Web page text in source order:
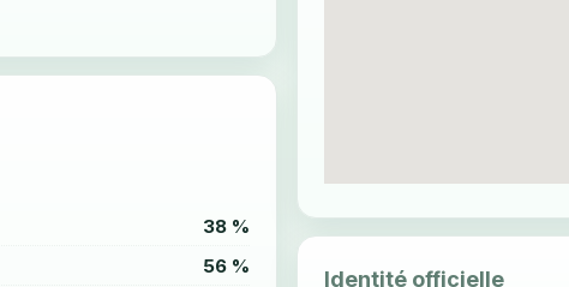
38 %
56 %
Identité officielle